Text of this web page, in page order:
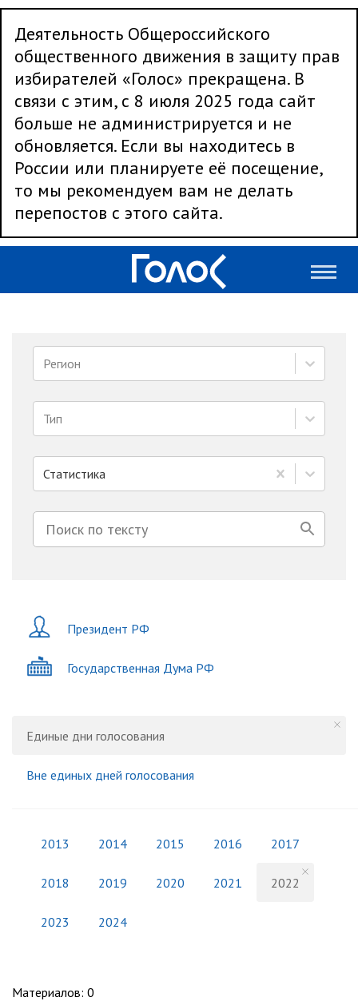
Деятельность Общероссийского
общественного движения в защиту прав
избирателей «Голос» прекращена. В
связи с этим, с 8 июля 2025 года сайт
больше не администрируется и не
обновляется. Если вы находитесь в
России или планируете её посещение,
то мы рекомендуем вам не делать
перепостов с этого сайта.
Регион
Тип
Статистика
Президент РФ
Государственная Дума РФ
Единые дни голосования
Вне единых дней голосования
2013 2014 2015 2016 2017
2018 2019 2020 2021 2022
2023 2024
Материалов: 0